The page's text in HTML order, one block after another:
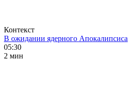
Контекст
В ожидании ядерного Апокалипсиса
05:30
2 мин